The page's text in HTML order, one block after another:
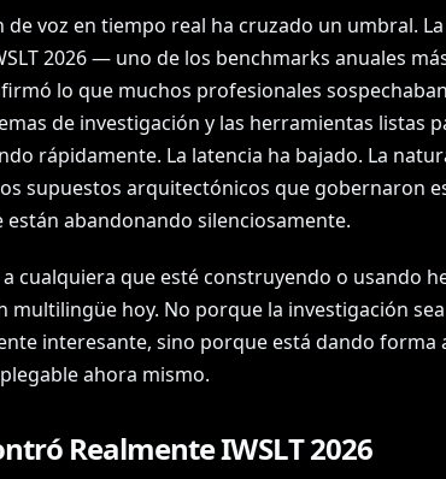
de voz en tiempo real ha cruzado un umbral.
2026 — uno de los benchmarks anuales
lo que muchos profesionales
de investigación y las herramientas listas
rápidamente. La latencia ha bajado. La
supuestos arquitectónicos que gobernaron
están abandonando silenciosamente.
cualquiera que esté construyendo o usando
multilingüe hoy. No porque la investigación sea
interesante, sino porque está dando forma
ahora mismo.
Realmente IWSLT 2026